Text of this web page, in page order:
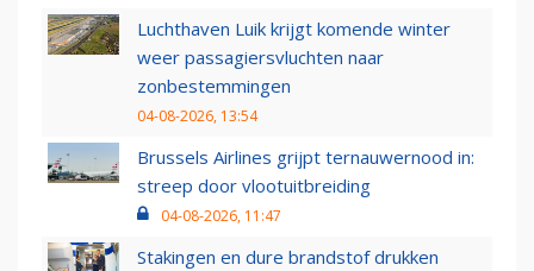
Luchthaven Luik krijgt komende winter
weer passagiersvluchten naar
zonbestemmingen
04-08-2026, 13:54
Brussels Airlines grijpt ternauwernood in:
streep door vlootuitbreiding
04-08-2026, 11:47
Stakingen en dure brandstof drukken